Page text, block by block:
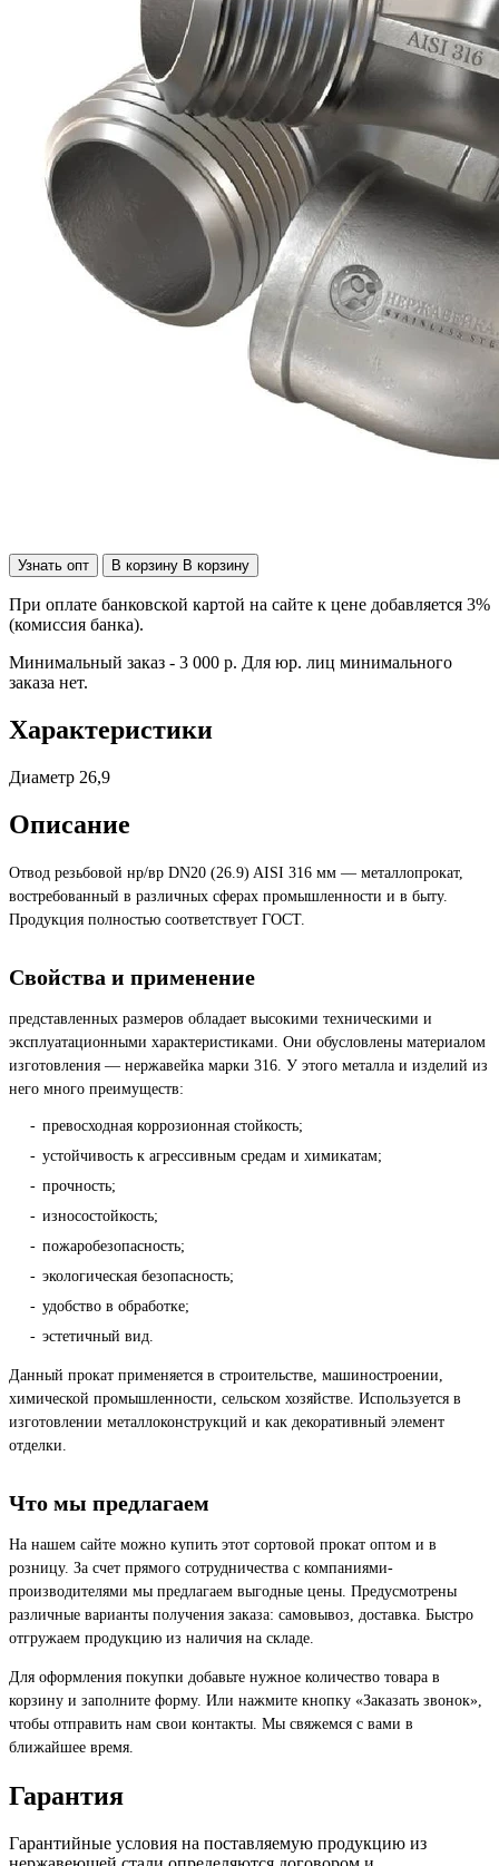
Узнать опт В корзину В корзину
При оплате банковской картой на сайте к цене добавляется 3%
(комиссия банка).
Минимальный заказ - 3 000 р. Для юр. лиц минимального
заказа нет.
Характеристики
Диаметр 26,9
Описание
Отвод резьбовой нр/вр DN20 (26.9) AISI 316 мм — металлопрокат,
востребованный в различных сферах промышленности и в быту.
Продукция полностью соответствует ГОСТ.
Свойства и применение
представленных размеров обладает высокими техническими и
эксплуатационными характеристиками. Они обусловлены материалом
изготовления — нержавейка марки 316. У этого металла и изделий из
него много преимуществ:
превосходная коррозионная стойкость;
устойчивость к агрессивным средам и химикатам;
прочность;
износостойкость;
пожаробезопасность;
экологическая безопасность;
удобство в обработке;
эстетичный вид.
Данный прокат применяется в строительстве, машиностроении,
химической промышленности, сельском хозяйстве. Используется в
изготовлении металлоконструкций и как декоративный элемент
отделки.
Что мы предлагаем
На нашем сайте можно купить этот сортовой прокат оптом и в
розницу. За счет прямого сотрудничества с компаниями-
производителями мы предлагаем выгодные цены. Предусмотрены
различные варианты получения заказа: самовывоз, доставка. Быстро
отгружаем продукцию из наличия на складе.
Для оформления покупки добавьте нужное количество товара в
корзину и заполните форму. Или нажмите кнопку «Заказать звонок»,
чтобы отправить нам свои контакты. Мы свяжемся с вами в
ближайшее время.
Гарантия
Гарантийные условия на поставляемую продукцию из